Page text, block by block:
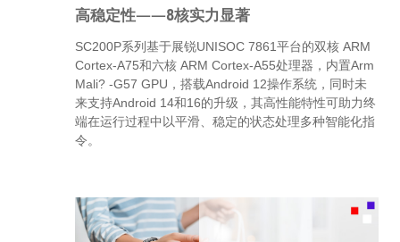
高稳定性——8核实力显著
SC200P系列基于展锐UNISOC 7861平台的双核 ARM
Cortex-A75和六核 ARM Cortex-A55处理器，内置Arm
Mali? -G57 GPU，搭载Android 12操作系统，同时未
来支持Android 14和16的升级，其高性能特性可助力终
端在运行过程中以平滑、稳定的状态处理多种智能化指
令。